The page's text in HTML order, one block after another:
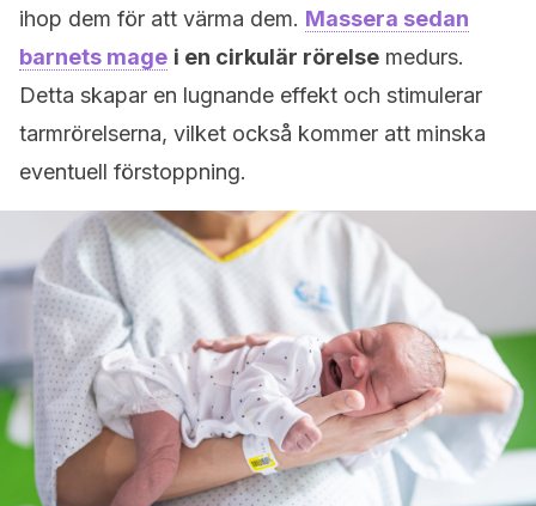
ihop dem för att värma dem. Massera sedan
barnets mage i en cirkulär rörelse medurs.
Detta skapar en lugnande effekt och stimulerar
tarmrörelserna, vilket också kommer att minska
eventuell förstoppning.